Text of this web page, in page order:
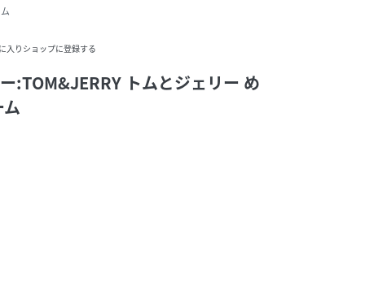
入りショップに登録する
:TOM&JERRY トムとジェリー め